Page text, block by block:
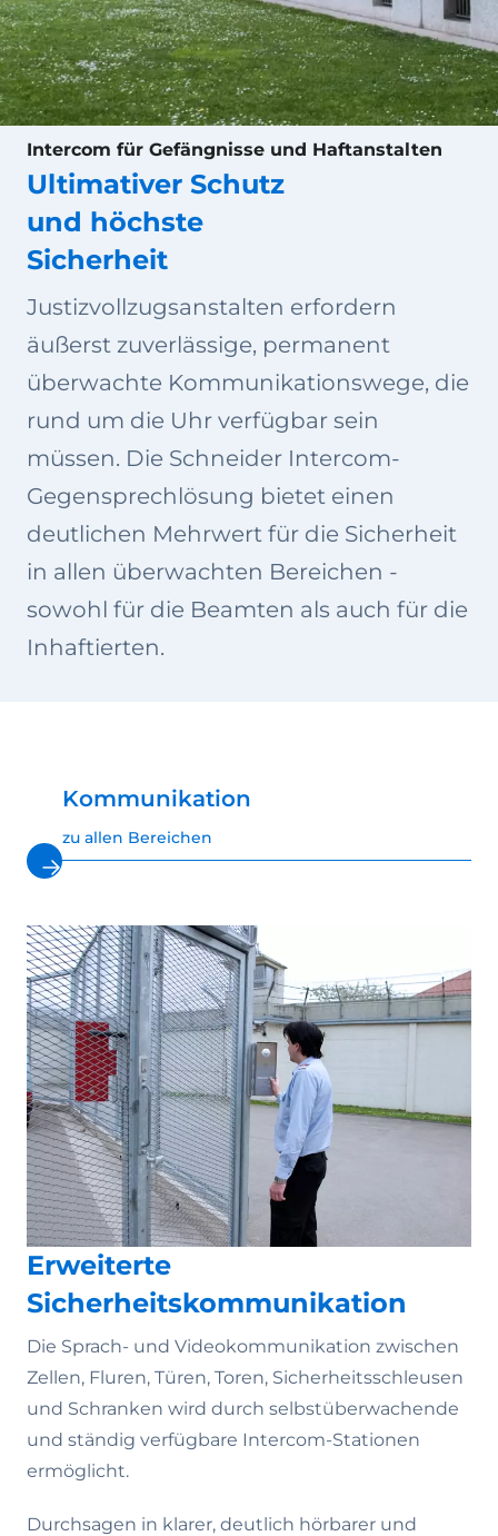
Intercom für Gefängnisse und Haftanstalten
Ultimativer Schutz
und höchste
Sicherheit
Justizvollzugsanstalten erfordern
äußerst zuverlässige, permanent
überwachte Kommunikationswege, die
rund um die Uhr verfügbar sein
müssen. Die Schneider Intercom-
Gegensprechlösung bietet einen
deutlichen Mehrwert für die Sicherheit
in allen überwachten Bereichen -
sowohl für die Beamten als auch für die
Inhaftierten.
Kommunikation
zu allen Bereichen
Erweiterte
Sicherheitskommunikation
Die Sprach- und Videokommunikation zwischen
Zellen, Fluren, Türen, Toren, Sicherheitsschleusen
und Schranken wird durch selbstüberwachende
und ständig verfügbare Intercom-Stationen
ermöglicht.
Durchsagen in klarer, deutlich hörbarer und